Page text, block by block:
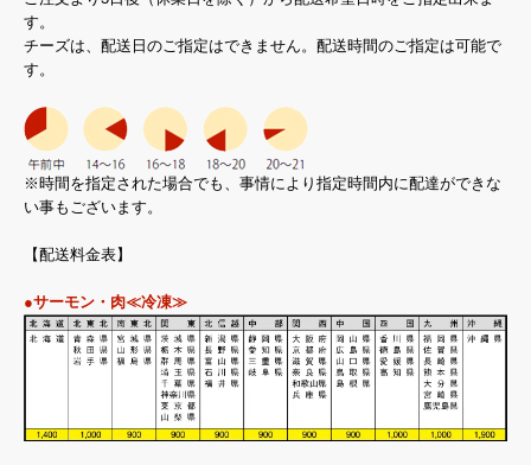
す。
チーズは、配送日のご指定はできません。配送時間のご指定は可能で
す。
※時間を指定された場合でも、事情により指定時間内に配達ができな
い事もございます。
【配送料金表】
●サーモン・肉≪冷凍≫